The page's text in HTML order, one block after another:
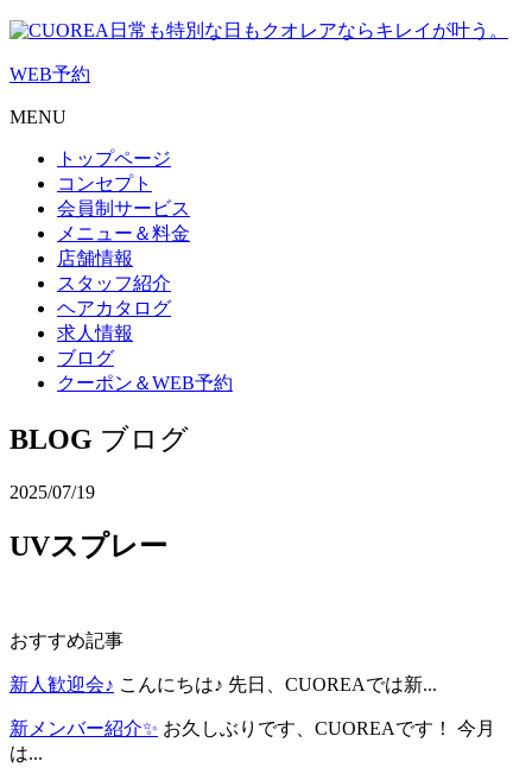
日常も特別な日もクオレアならキレイが叶う。
WEB予約
MENU
トップページ
コンセプト
会員制サービス
メニュー＆料金
店舗情報
スタッフ紹介
ヘアカタログ
求人情報
ブログ
クーポン＆WEB予約
BLOG ブログ
2025/07/19
UVスプレー
おすすめ記事
新人歓迎会♪ こんにちは♪ 先日、CUOREAでは新...
新メンバー紹介✨ お久しぶりです、CUOREAです！ 今月
は...